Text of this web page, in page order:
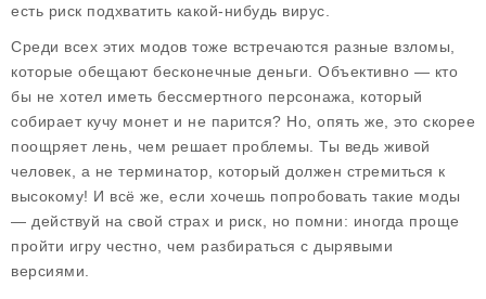
есть риск подхватить какой-нибудь вирус.
Среди всех этих модов тоже встречаются разные взломы,
которые обещают бесконечные деньги. Объективно — кто
бы не хотел иметь бессмертного персонажа, который
собирает кучу монет и не парится? Но, опять же, это скорее
поощряет лень, чем решает проблемы. Ты ведь живой
человек, а не терминатор, который должен стремиться к
высокому! И всё же, если хочешь попробовать такие моды
— действуй на свой страх и риск, но помни: иногда проще
пройти игру честно, чем разбираться с дырявыми
версиями.